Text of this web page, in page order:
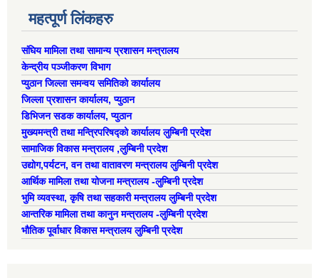
महत्पूर्ण लिंकहरु
संघिय मामिला तथा सामान्य प्रशासन मन्त्रालय
केन्द्रीय पञ्जीकरण विभाग
प्युठान जिल्ला समन्वय समितिको कार्यालय
जिल्ला प्रशासन कार्यालय, प्युठान
डिभिजन सडक कार्यालय, प्युठान
मुख्यमन्त्री तथा मन्त्रिपरिषद्को कार्यालय लुम्बिनी प्रदेश
सामाजिक विकास मन्त्रालय ,लुम्बिनी प्रदेश
उद्याेग,पर्यटन, वन तथा वातावरण मन्त्रालय लुम्बिनी प्रदेश
आर्थिक मामिला तथा योजना मन्त्रालय -लुम्बिनी प्रदेश
भुमि व्यवस्था, कृषि तथा सहकारी मन्त्रालय लुम्बिनी प्रदेश
आन्तरिक मामिला तथा कानुन मन्त्रालय -लुम्बिनी प्रदेश
भौतिक पूर्वाधार विकास मन्त्रालय लुम्बिनी प्रदेश